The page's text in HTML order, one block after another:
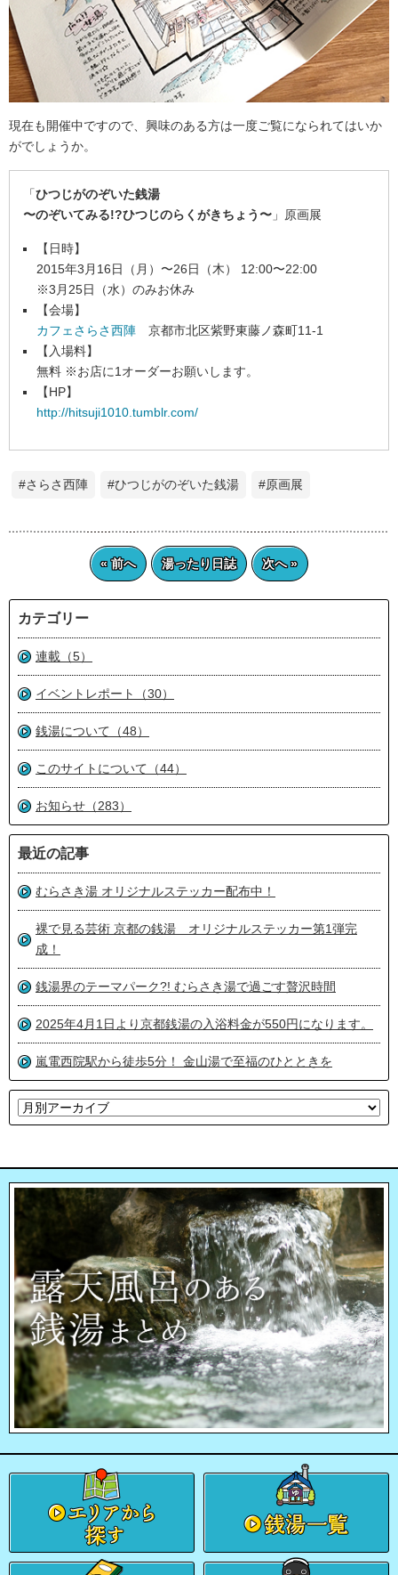
現在も開催中ですので、興味のある方は一度ご覧になられてはいか
がでしょうか。
「ひつじがのぞいた銭湯
〜のぞいてみる!?ひつじのらくがきちょう〜 」原画展
【日時】
2015年3月16日（月）〜26日（木） 12:00〜22:00
※3月25日（水）のみお休み
【会場】
カフェさらさ西陣 京都市北区紫野東藤ノ森町11-1
【入場料】
無料 ※お店に1オーダーお願いします。
【HP】
http://hitsuji1010.tumblr.com/
#さらさ西陣 #ひつじがのぞいた銭湯 #原画展
« 前へ 湯ったり日誌 次へ »
カテゴリー
連載（5）
イベントレポート（30）
銭湯について（48）
このサイトについて（44）
お知らせ（283）
最近の記事
むらさき湯 オリジナルステッカー配布中！
裸で見る芸術 京都の銭湯 オリジナルステッカー第1弾完
成！
銭湯界のテーマパーク?! むらさき湯で過ごす贅沢時間
2025年4月1日より京都銭湯の入浴料金が550円になります。
嵐電西院駅から徒歩5分！ 金山湯で至福のひとときを